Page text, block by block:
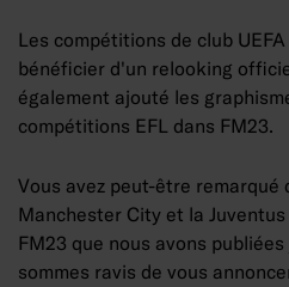
Les compétitions de club
bénéficier d'un relooking
également ajouté les
compétitions EFL dans FM23.
Vous avez peut-être remarqué
Manchester City et la
FM23 que nous avons
sommes ravis de vous